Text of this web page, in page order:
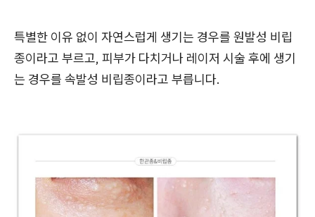
특별한 이유 없이 자연스럽게 생기는 경우를 원발성 비립
종이라고 부르고, 피부가 다치거나 레이저 시술 후에 생기
는 경우를 속발성 비립종이라고 부릅니다.